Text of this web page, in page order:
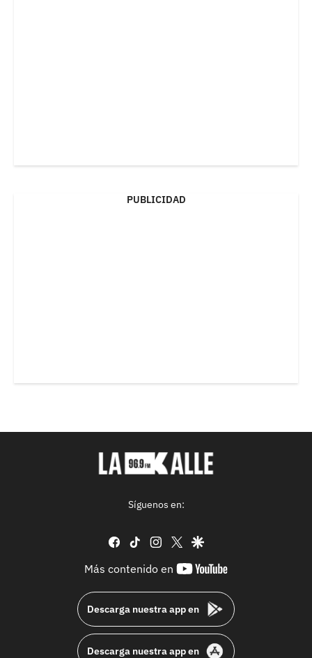
PUBLICIDAD
Síguenos en:
facebook
tiktok instagram
twittergoogle
Más contenido en
youtube-
Descarga nuestra app en
Descarga nuestra app en